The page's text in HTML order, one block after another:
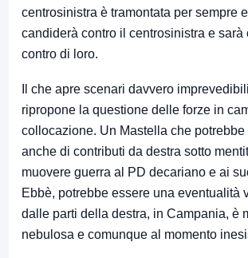
centrosinistra è tramontata per sempre
candiderà contro il centrosinistra e sarà
contro di loro.
Il che apre scenari davvero
ripropone la questione delle forze in
collocazione. Un Mastella che potrebbe
anche di contributi da destra sotto
muovere guerra al PD decariano e ai
Ebbè, potrebbe essere una eventualità
dalle parti della destra, in Campania, è
nebulosa e comunque al momento